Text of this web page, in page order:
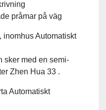
pråmar på väg
sker med en semi-
Zhen Hua 33 .